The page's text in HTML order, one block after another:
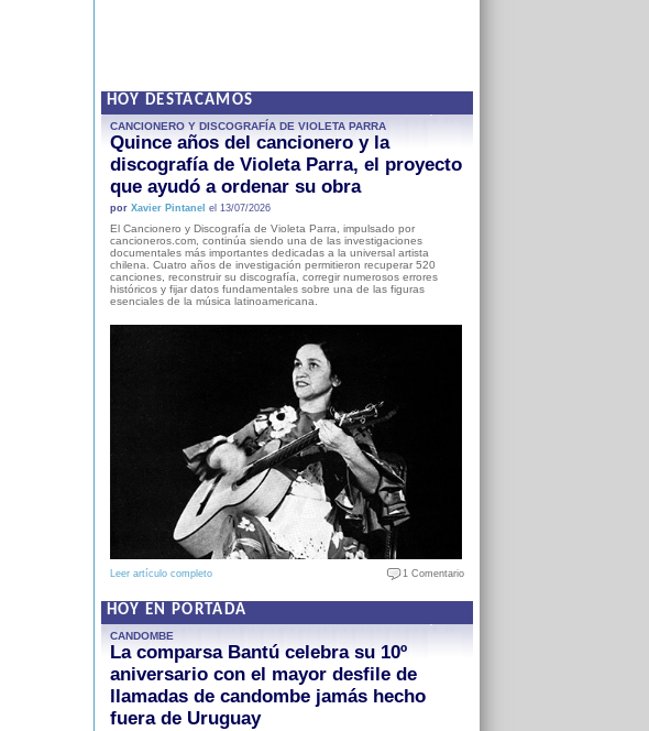
HOY DESTACAMOS
CANCIONERO Y DISCOGRAFÍA DE VIOLETA PARRA
Quince años del cancionero y la
discografía de Violeta Parra, el proyecto
que ayudó a ordenar su obra
por Xavier Pintanel el 13/07/2026
El Cancionero y Discografía de Violeta Parra, impulsado por
cancioneros.com, continúa siendo una de las investigaciones
documentales más importantes dedicadas a la universal artista
chilena. Cuatro años de investigación permitieron recuperar 520
canciones, reconstruir su discografía, corregir numerosos errores
históricos y fijar datos fundamentales sobre una de las figuras
esenciales de la música latinoamericana.
Leer artículo completo 1 Comentario
HOY EN PORTADA
CANDOMBE
La comparsa Bantú celebra su 10º
aniversario con el mayor desfile de
llamadas de candombe jamás hecho
fuera de Uruguay